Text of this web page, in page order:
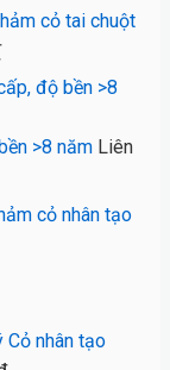
cỏ tai chuột
>8 năm Liên
cỏ nhân tạo
Cỏ nhân tạo